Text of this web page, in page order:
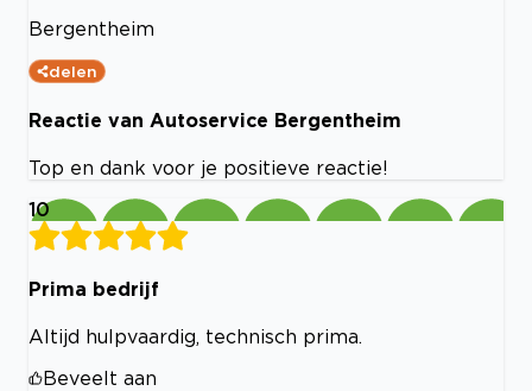
Bergentheim
delen
Reactie van Autoservice Bergentheim
Top en dank voor je positieve reactie!
10
Prima bedrijf
Altijd hulpvaardig, technisch prima.
Beveelt aan